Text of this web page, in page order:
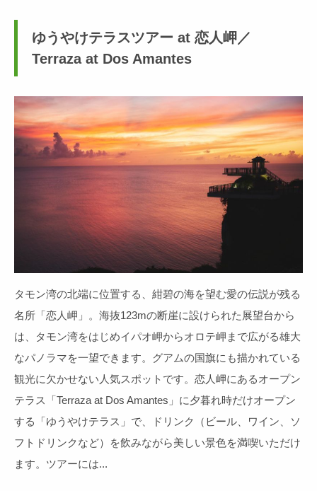
ゆうやけテラスツアー at 恋人岬／
Terraza at Dos Amantes
タモン湾の北端に位置する、紺碧の海を望む愛の伝説が残る
名所「恋人岬」。海抜123mの断崖に設けられた展望台から
は、タモン湾をはじめイパオ岬からオロテ岬まで広がる雄大
なパノラマを一望できます。グアムの国旗にも描かれている
観光に欠かせない人気スポットです。恋人岬にあるオープン
テラス「Terraza at Dos Amantes」に夕暮れ時だけオープン
する「ゆうやけテラス」で、ドリンク（ビール、ワイン、ソ
フトドリンクなど）を飲みながら美しい景色を満喫いただけ
ます。ツアーには...